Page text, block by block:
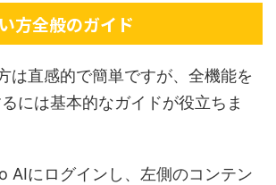
方全般のガイド
は直感的で簡単ですが、全機能を
には基本的なガイドが役立ちま
AIにログインし、左側のコンテン